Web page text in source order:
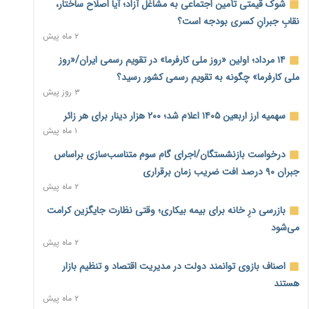
۳ ساعت پیش
روز خبرنگار؛ مطالبه‌ای فراتر از تبریک برای پاسداشت حقیقت و
زائران اربعین نگران ارز باقی‌مانده نباشند؛ خرید دینار در بانک‌ها و
پارادوکس اینترنت در ایران؛ مصرف‌کننده بیشتر می‌پردازد، شبکه
شوک قیمتی تأمین اجتماعی به مشاغل آزاد؛ آیا اصلاح ساختار،
نقابِ جبرانِ کسری بودجه است؟
۲ ماه پیش
۱۴ مرداد؛ اولین «روز ملی کارفرما» در تقویم رسمی ایران/«روز
ملی کارفرما» چگونه به تقویم رسمی کشور رسید؟
۳ روز پیش
سهمیه ارز اربعین ۱۴۰۵ اعلام شد؛ ۲۰۰ هزار دینار برای هر زائر
۱ ماه پیش
درخواست بازنشستگان/اجرای گام سوم متناسب‌سازی براساس
جبران ۹۰ درصد افت ضریب زمان برقراری
۲ ماه پیش
بازرسی درِ خانه برای بیمه بیکاری؛ وقتی نظارت جایگزین کرامت
می‌شود
۲ ماه پیش
اصناف بازوی توانمند دولت در مدیریت اقتصاد و تنظیم بازار
هستند
۲ ماه پیش